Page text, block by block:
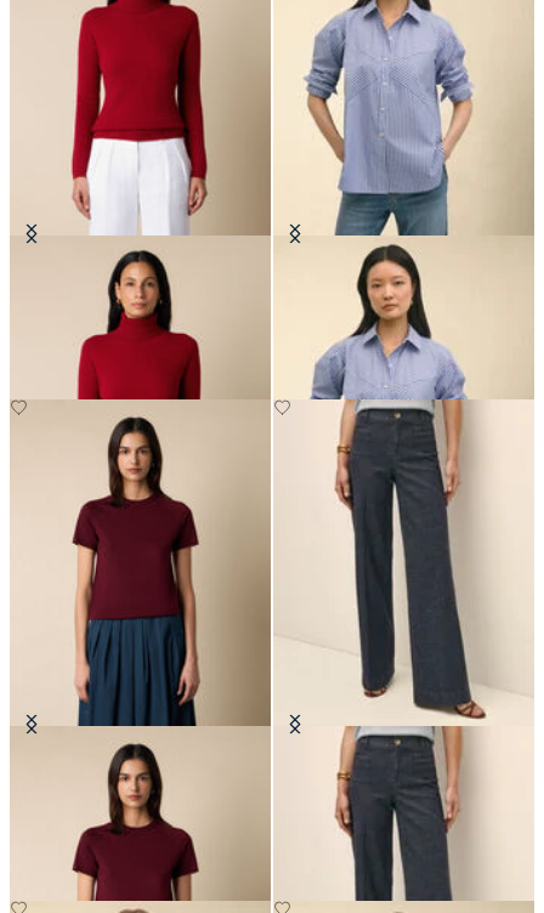
Rollkragenpullover aus Kaschmir
Relaxed Fit Hemd mit
Streifenmuster aus Popeline mit
geradem Kragen
Kurzarm-Rundhals-Pullover aus
Classic Fit Denim-Hose